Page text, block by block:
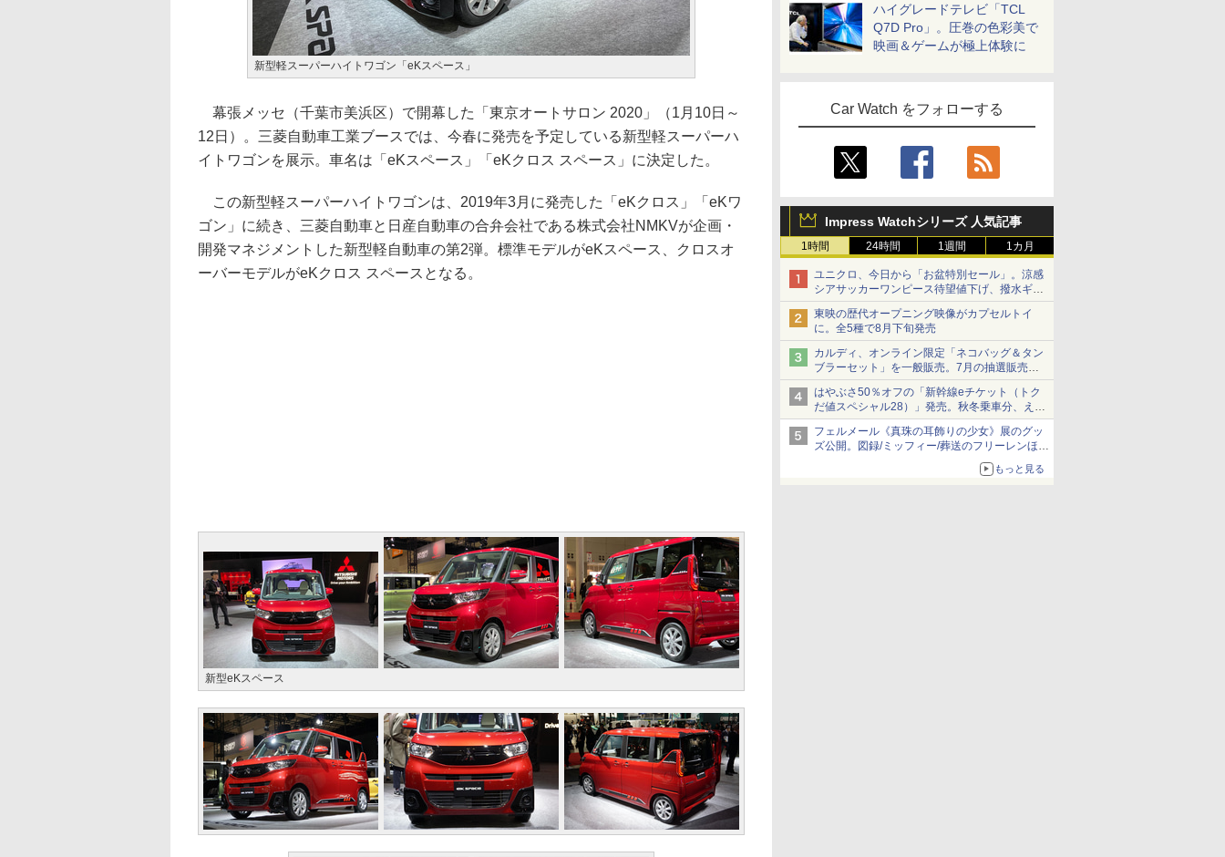
ハイグレードテレビ「TCL
Q7D Pro」。圧巻の色彩美で
映画＆ゲームが極上体験に
Car Watch をフォローする
Impress Watchシリーズ 人気記事
1時間 24時間 1週間 1カ月
ユニクロ、今日から「お盆特別セール」。涼感
シアサッカーワンピース待望値下げ、撥水ギア
ショーツは1990円に
東映の歴代オープニング映像がカプセルトイ
に。全5種で8月下旬発売
カルディ、オンライン限定「ネコバッグ＆タン
ブラーセット」を一般販売。7月の抽選販売の
当選無効分
はやぶさ50％オフの「新幹線eチケット（トク
だ値スペシャル28）」発売。秋冬乗車分、えき
ねっと限定
フェルメール《真珠の耳飾りの少女》展のグッ
ズ公開。図録/ミッフィー/葬送のフリーレンほ
もっと見る
新型軽スーパーハイトワゴン「eKスペース」
幕張メッセ（千葉市美浜区）で開幕した「東京オートサロン 2020」（1月10日～
12日）。三菱自動車工業ブースでは、今春に発売を予定している新型軽スーパーハ
イトワゴンを展示。車名は「eKスペース」「eKクロス スペース」に決定した。
この新型軽スーパーハイトワゴンは、2019年3月に発売した「eKクロス」「eKワ
ゴン」に続き、三菱自動車と日産自動車の合弁会社である株式会社NMKVが企画・
開発マネジメントした新型軽自動車の第2弾。標準モデルがeKスペース、クロスオ
ーバーモデルがeKクロス スペースとなる。
新型eKスペース